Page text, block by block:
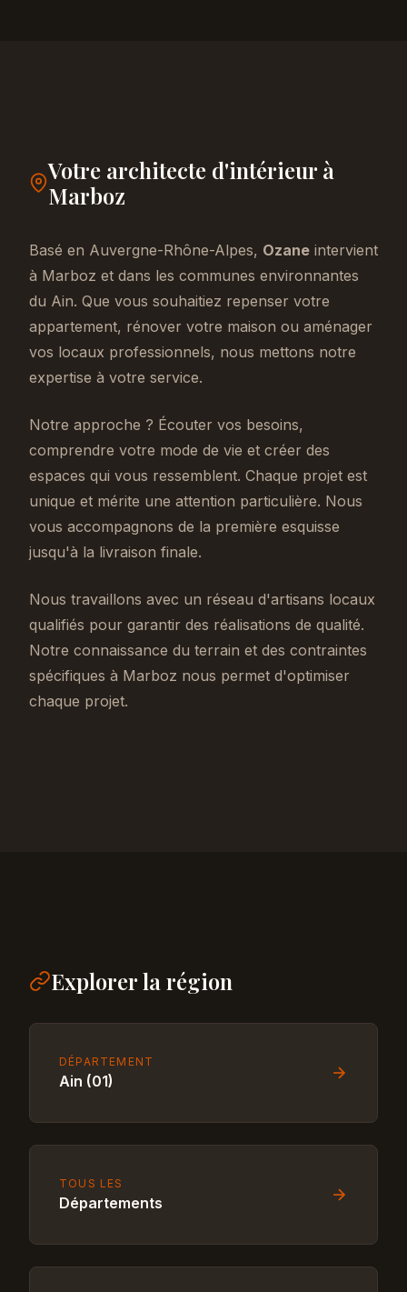
Votre architecte d'intérieur à
Marboz
Basé en Auvergne-Rhône-Alpes, Ozane intervient
à Marboz et dans les communes environnantes
du Ain. Que vous souhaitiez repenser votre
appartement, rénover votre maison ou aménager
vos locaux professionnels, nous mettons notre
expertise à votre service.
Notre approche ? Écouter vos besoins,
comprendre votre mode de vie et créer des
espaces qui vous ressemblent. Chaque projet est
unique et mérite une attention particulière. Nous
vous accompagnons de la première esquisse
jusqu'à la livraison finale.
Nous travaillons avec un réseau d'artisans locaux
qualifiés pour garantir des réalisations de qualité.
Notre connaissance du terrain et des contraintes
spécifiques à Marboz nous permet d'optimiser
chaque projet.
Explorer la région
DÉPARTEMENT
Ain (01)
TOUS LES
Départements